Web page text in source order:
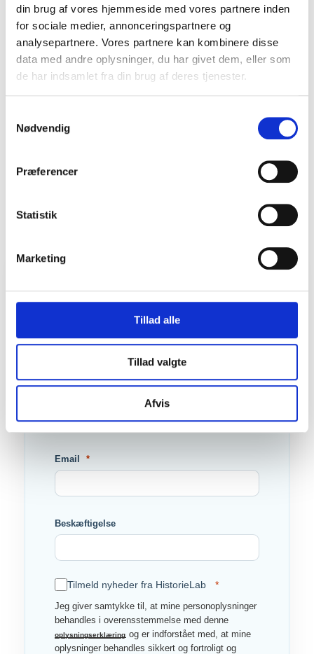
din brug af vores hjemmeside med vores partnere inden
for sociale medier, annonceringspartnere og
analysepartnere. Vores partnere kan kombinere disse
data med andre oplysninger, du har givet dem, eller som
de har indsamlet fra din brug af deres tjenester.
Nødvendig
Præferencer
Statistik
Marketing
Tillad alle
Tillad valgte
Afvis
rapporten
Rapporten er udarbejdet og forfattet af projektleder
Professionshøjskolen Absalon.
Download rapporten som pdf
Tilmeld nyhedsbrev
Email
Beskæftigelse
Tilmeld nyheder fra HistorieLab
Jeg giver samtykke til, at mine personoplysninger
behandles i overensstemmelse med denne
oplysningserklæring og er indforstået med, at mine
oplysninger behandles sikkert og fortroligt og